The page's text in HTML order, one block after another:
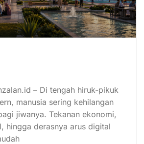
– Di tengah hiruk-pikuk
manusia sering kehilangan
jiwanya. Tekanan ekonomi,
hingga derasnya arus digital